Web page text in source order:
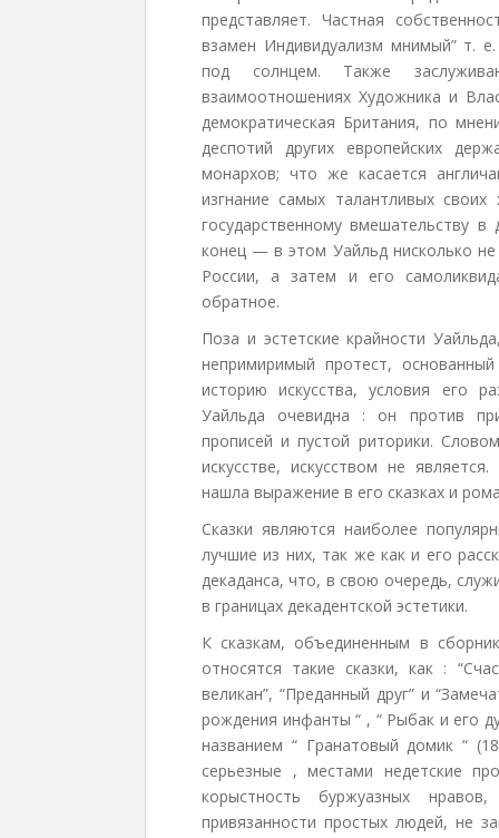
представляет. Частная
взамен Индивидуализм мнимый” т.
под солнцем. Также
взаимоотношениях Художника и
демократическая Британия, по
деспотий других европейских
монархов; что же касается
изгнание самых талантливых
государственному вмешательству
конец — в этом Уайльд нисколько
России, а затем и его
обратное.
Поза и эстетские крайности
непримиримый протест,
историю искусства, условия его
Уайльда очевидна : он против
прописей и пустой риторики.
искусстве, искусством не
нашла выражение в его сказках и
Сказки являются наиболее
лучшие из них, так же как и его
декаданса, что, в свою очередь,
в границах декадентской эстетики.
К сказкам, объединенным в
относятся такие сказки, как :
великан”, “Преданный друг” и
рождения инфанты “ , “ Рыбак и его
названием “ Гранатовый домик “
серьезные , местами недетские
корыстность буржуазных
привязанности простых людей, не